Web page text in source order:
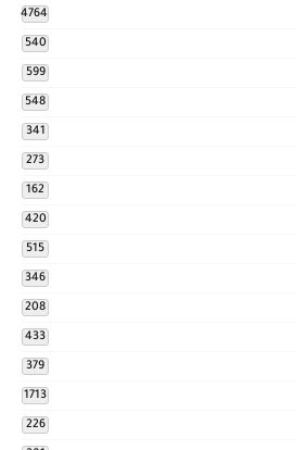
4764
540
599
548
341
273
162
420
515
346
208
433
379
1713
226